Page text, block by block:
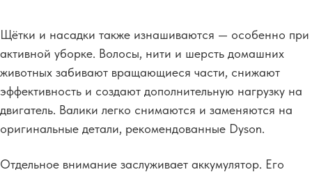
Щётки и насадки также изнашиваются — особенно при
активной уборке. Волосы, нити и шерсть домашних
животных забивают вращающиеся части, снижают
эффективность и создают дополнительную нагрузку на
двигатель. Валики легко снимаются и заменяются на
оригинальные детали, рекомендованные Dyson.
Отдельное внимание заслуживает аккумулятор. Его